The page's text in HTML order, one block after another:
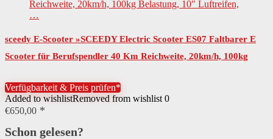
Breite zusammengeklappt 15 cm
sceedy E-Scooter »SCEEDY Electric Scooter ES07 Faltbarer E
Scooter für Berufspendler 40 Km Reichweite, 20km/h, 100kg
Verfügbarkeit & Preis prüfen*
Added to wishlistRemoved from wishlist 0
€650,00
Schon gelesen?